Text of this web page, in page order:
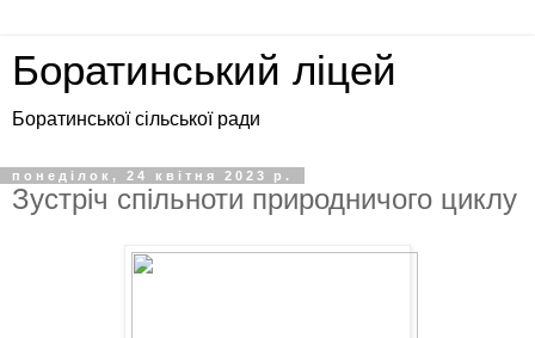
Боратинський ліцей
Боратинської сільської ради
понеділок, 24 квітня 2023 р.
Зустріч спільноти природничого циклу